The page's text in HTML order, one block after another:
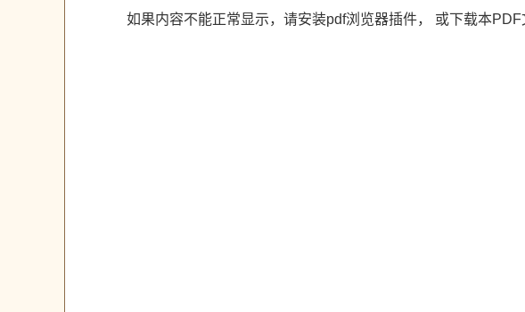
如果内容不能正常显示，请安装pdf浏览器插件， 或下载本PDF